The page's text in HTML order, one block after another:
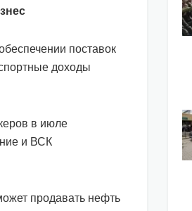
поставок
доходы
в июле
и ВСК
продавать нефть